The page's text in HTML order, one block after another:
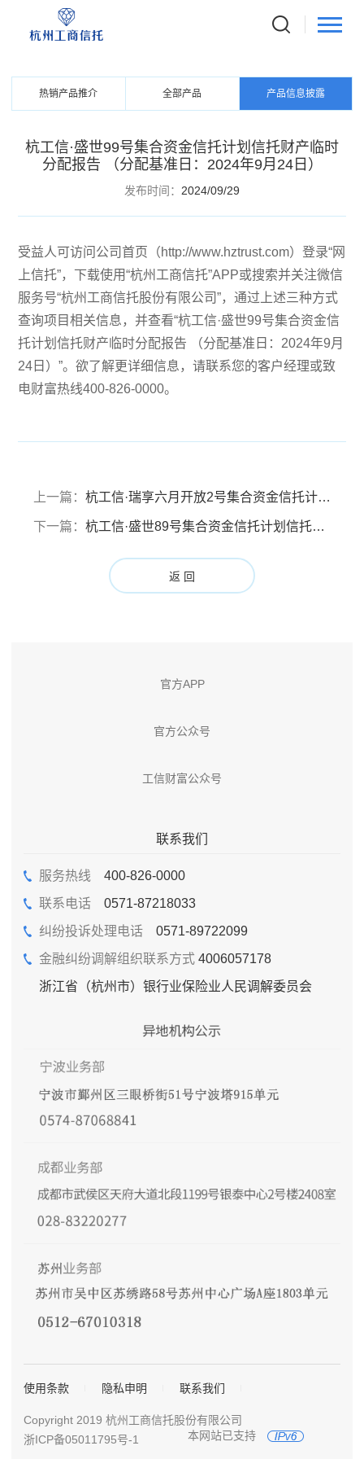
信托产品
热销产品推介 全部产品 产品信息披露
杭工信·盛世99号集合资金信托计划信托财产临时
分配报告 （分配基准日：2024年9月24日）
发布时间： 2024/09/29
受益人可访问公司首页（http://www.hztrust.com）登录“网
上信托”，下载使用“杭州工商信托”APP或搜索并关注微信
服务号“杭州工商信托股份有限公司”，通过上述三种方式
查询项目相关信息，并查看“杭工信·盛世99号集合资金信
托计划信托财产临时分配报告 （分配基准日：2024年9月
24日）”。欲了解更详细信息，请联系您的客户经理或致
电财富热线400-826-0000。
上一篇： 杭工信·瑞享六月开放2号集合资金信托计划固定销售服务费费率及浮动销售服务费计提基准通知函
下一篇： 杭工信·盛世89号集合资金信托计划信托财产临时分配报告
返 回
官方APP
官方公众号
工信财富公众号
联系我们
服务热线 400-826-0000
联系电话0571-87218033
纠纷投诉处理电话0571-89722099
金融纠纷调解组织联系方式4006057178
浙江省（杭州市）银行业保险业人民调解委员会
使用条款 隐私申明 联系我们
Copyright 2019 杭州工商信托股份有限公司
浙ICP备05011795号-1
本网站已支持